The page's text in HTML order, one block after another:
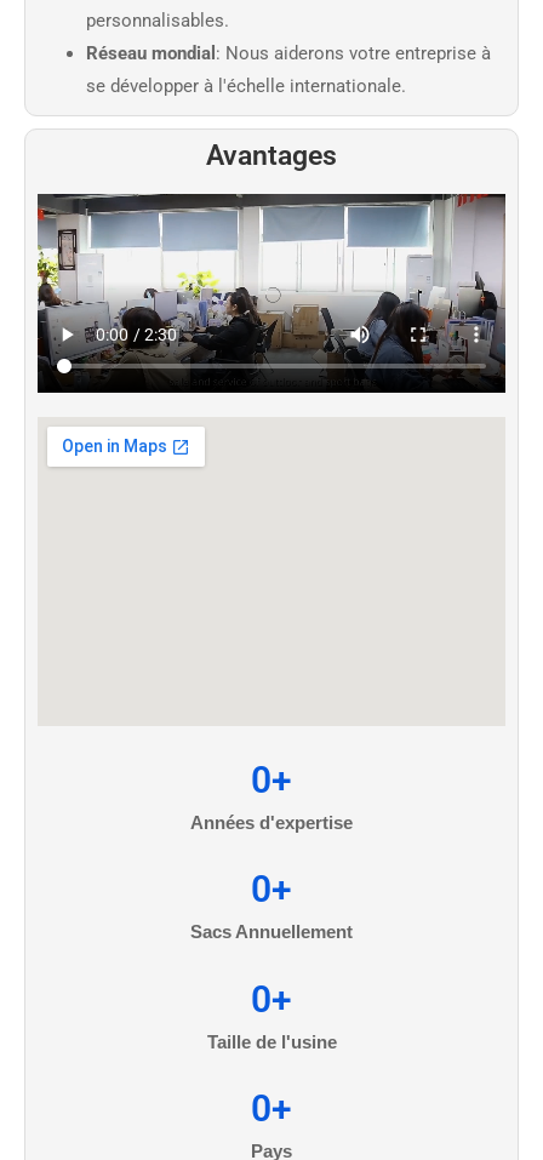
personnalisables.
Réseau mondial : Nous aiderons votre entreprise à
se développer à l'échelle internationale.
Avantages
Années d'expertise
0+
Sacs Annuellement
0+
Taille de l'usine
0+
Pays
0+